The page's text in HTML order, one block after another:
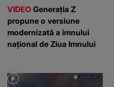
VIDEO Generația Z
propune o versiune
modernizată a imnului
național de Ziua Imnului